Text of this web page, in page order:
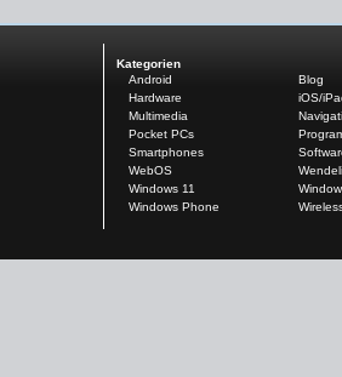
Kategorien
Android
Blog
Hardware
iOS/
Multimedia
Pocket PCs
Smartphones
WebOS
Windows 11
Windows Phone